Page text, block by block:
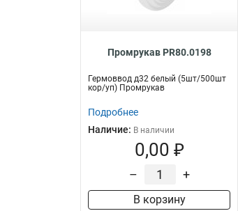
Промрукав PR80.0198
Гермоввод д32 белый (5шт/500шт
кор/уп) Промрукав
Подробнее
Наличие: В наличии
0,00 ₽
– +
В корзину